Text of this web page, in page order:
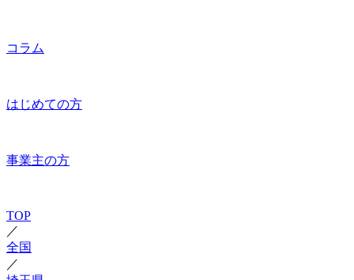
コラム
はじめての方
事業主の方
TOP
／
全国
／